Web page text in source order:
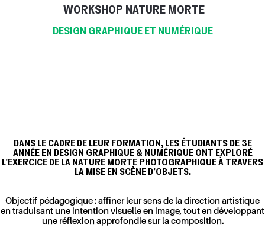
WORKSHOP NATURE MORTE
DESIGN GRAPHIQUE ET NUMÉRIQUE
DANS LE CADRE DE LEUR FORMATION, LES ÉTUDIANTS DE 3E
ANNÉE EN DESIGN GRAPHIQUE & NUMÉRIQUE ONT EXPLORÉ
L’EXERCICE DE LA NATURE MORTE PHOTOGRAPHIQUE À TRAVERS
LA MISE EN SCÈNE D’OBJETS.
Objectif pédagogique : affiner leur sens de la direction artistique
en traduisant une intention visuelle en image, tout en développant
une réflexion approfondie sur la composition.